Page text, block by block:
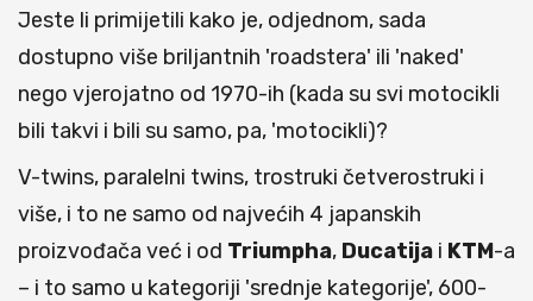
Jeste li primijetili kako je, odjednom, sada
dostupno više briljantnih 'roadstera' ili 'naked'
nego vjerojatno od 1970-ih (kada su svi motocikli
bili takvi i bili su samo, pa, 'motocikli)?
V-twins, paralelni twins, trostruki četverostruki i
više, i to ne samo od najvećih 4 japanskih
proizvođača već i od Triumpha, Ducatija i KTM-a
– i to samo u kategoriji 'srednje kategorije', 600-